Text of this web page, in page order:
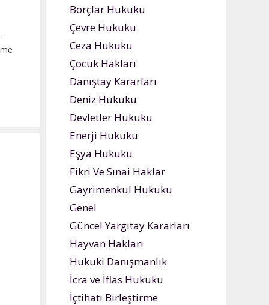
Borçlar Hukuku
Çevre Hukuku
Ceza Hukuku
Çocuk Hakları
Danıştay Kararları
Deniz Hukuku
Devletler Hukuku
Enerji Hukuku
Eşya Hukuku
Fikri Ve Sınai Haklar
Gayrimenkul Hukuku
Genel
Güncel Yargıtay Kararları
Hayvan Hakları
Hukuki Danışmanlık
İcra ve İflas Hukuku
İçtihatı Birleştirme